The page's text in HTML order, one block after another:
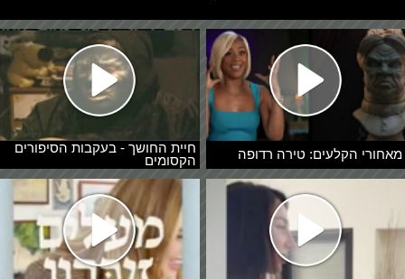
מאחורי הקלעים: טירה רדופה
חיית החושך - בעקבות הסיפורים
הקסומים